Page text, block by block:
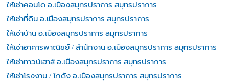
ให้เช่าคอนโด อ.เมืองสมุทรปราการ สมุทรปราการ
ให้เช่าที่ดิน อ.เมืองสมุทรปราการ สมุทรปราการ
ให้เช่าบ้าน อ.เมืองสมุทรปราการ สมุทรปราการ
ให้เช่าอาคารพาณิชย์ / สำนักงาน อ.เมืองสมุทรปราการ สมุทรปราการ
ให้เช่าทาวน์เฮาส์ อ.เมืองสมุทรปราการ สมุทรปราการ
ให้เช่าโรงงาน / โกดัง อ.เมืองสมุทรปราการ สมุทรปราการ